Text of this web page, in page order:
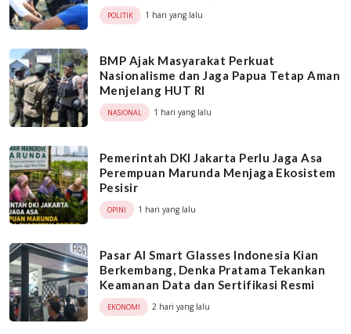
POLITIK 1 hari yang lalu
BMP Ajak Masyarakat Perkuat
Nasionalisme dan Jaga Papua Tetap Aman
Menjelang HUT RI
NASIONAL 1 hari yang lalu
Pemerintah DKI Jakarta Perlu Jaga Asa
Perempuan Marunda Menjaga Ekosistem
Pesisir
OPINI 1 hari yang lalu
Pasar AI Smart Glasses Indonesia Kian
Berkembang, Denka Pratama Tekankan
Keamanan Data dan Sertifikasi Resmi
EKONOMI 2 hari yang lalu